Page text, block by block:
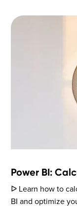
Power BI:
ᐅ Learn how to
BI and optimize